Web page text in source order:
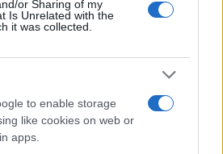
or Sharing of my
Is Unrelated with the
it was collected.
to enable storage
like cookies on web or
apps.
εξωτερικό χώρο:
καινοτόμο εξοπλισμό, την
κλάδο μονάδα τροφοδοσίας
που υποστηρίζει
2G, 3G, 4G και
Η κορυφαία λύση One
97% ενεργειακή